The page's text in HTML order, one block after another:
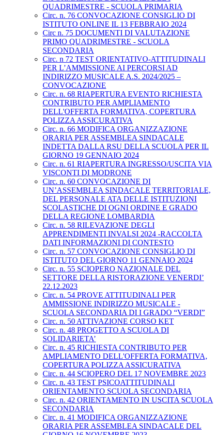
QUADRIMESTRE - SCUOLA PRIMARIA
Circ. n. 76 CONVOCAZIONE CONSIGLIO DI
ISTITUTO ONLINE IL 13 FEBBRAIO 2024
Circ n. 75 DOCUMENTI DI VALUTAZIONE
PRIMO QUADRIMESTRE - SCUOLA
SECONDARIA
Circ. n 72 TEST ORIENTATIVO-ATTITUDINALI
PER L’AMMISSIONE AI PERCORSI AD
INDIRIZZO MUSICALE A.S. 2024/2025 –
CONVOCAZIONE
Circ. n. 68 RIAPERTURA EVENTO RICHIESTA
CONTRIBUTO PER AMPLIAMENTO
DELL'OFFERTA FORMATIVA, COPERTURA
POLIZZA ASSICURATIVA
Circ. n. 66 MODIFICA ORGANIZZAZIONE
ORARIA PER ASSEMBLEA SINDACALE
INDETTA DALLA RSU DELLA SCUOLA PER IL
GIORNO 19 GENNAIO 2024
Circ. n. 61 RIAPERTURA INGRESSO/USCITA VIA
VISCONTI DI MODRONE
Circ. n. 60 CONVOCAZIONE DI
UN’ASSEMBLEA SINDACALE TERRITORIALE,
DEL PERSONALE ATA DELLE ISTITUZIONI
SCOLASTICHE DI OGNI ORDINE E GRADO
DELLA REGIONE LOMBARDIA
Circ. n. 58 RILEVAZIONE DEGLI
APPRENDIMENTI INVALSI 2024 -RACCOLTA
DATI INFORMAZIONI DI CONTESTO
Circ. n. 57 CONVOCAZIONE CONSIGLIO DI
ISTITUTO DEL GIORNO 11 GENNAIO 2024
Circ. n. 55 SCIOPERO NAZIONALE DEL
SETTORE DELLA RISTORAZIONE VENERDI’
22.12.2023
Circ. n. 54 PROVE ATTITUDINALI PER
AMMISSIONE INDIRIZZO MUSICALE -
SCUOLA SECONDARIA DI I GRADO “VERDI”
Circ. n. 50 ATTIVAZIONE CORSO KET
Circ. n. 48 PROGETTO A SCUOLA DI
SOLIDARIETA’
Circ. n. 45 RICHIESTA CONTRIBUTO PER
AMPLIAMENTO DELL'OFFERTA FORMATIVA,
COPERTURA POLIZZA ASSICURATIVA
Circ. n. 44 SCIOPERO DEL 17 NOVEMBRE 2023
Circ. n. 43 TEST PSICOATTITUDINALI
ORIENTAMENTO SCUOLA SECONDARIA
Circ. n. 42 ORIENTAMENTO IN USCITA SCUOLA
SECONDARIA
Circ. n. 41 MODIFICA ORGANIZZAZIONE
ORARIA PER ASSEMBLEA SINDACALE DEL